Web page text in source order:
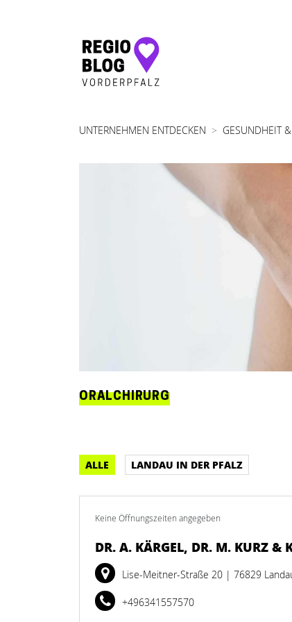
Hauptnavigation
UNTERNEHMEN ENTDECKEN GESUNDHEIT
ORALCHIRURG
ALLE LANDAU IN DER PFALZ
Keine Öffnungszeiten angegeben
DR. A. KÄRGEL, DR. M. KURZ &
Lise-Meitner-Straße 20 | 76829
+496341557570